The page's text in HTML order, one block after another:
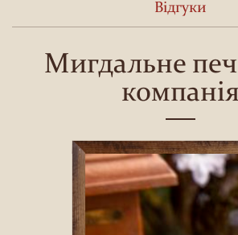
Відгуки
Мигдальне
компанія